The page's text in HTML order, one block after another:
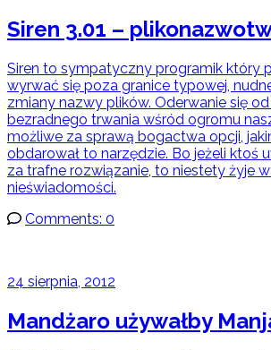
Siren 3.01 –
Siren to sympatyczny programik który
wyrwać się poza granice typowej,
zmiany nazwy plików. Oderwanie się
bezradnego trwania wśród ogromu
możliwe za sprawą bogactwa opcji,
obdarował to narzędzie. Bo jeżeli ktoś
za trafne rozwiązanie, to niestety żyje
nieświadomości.
Comments: 0
24 sierpnia, 2012
Mandżaro używałby